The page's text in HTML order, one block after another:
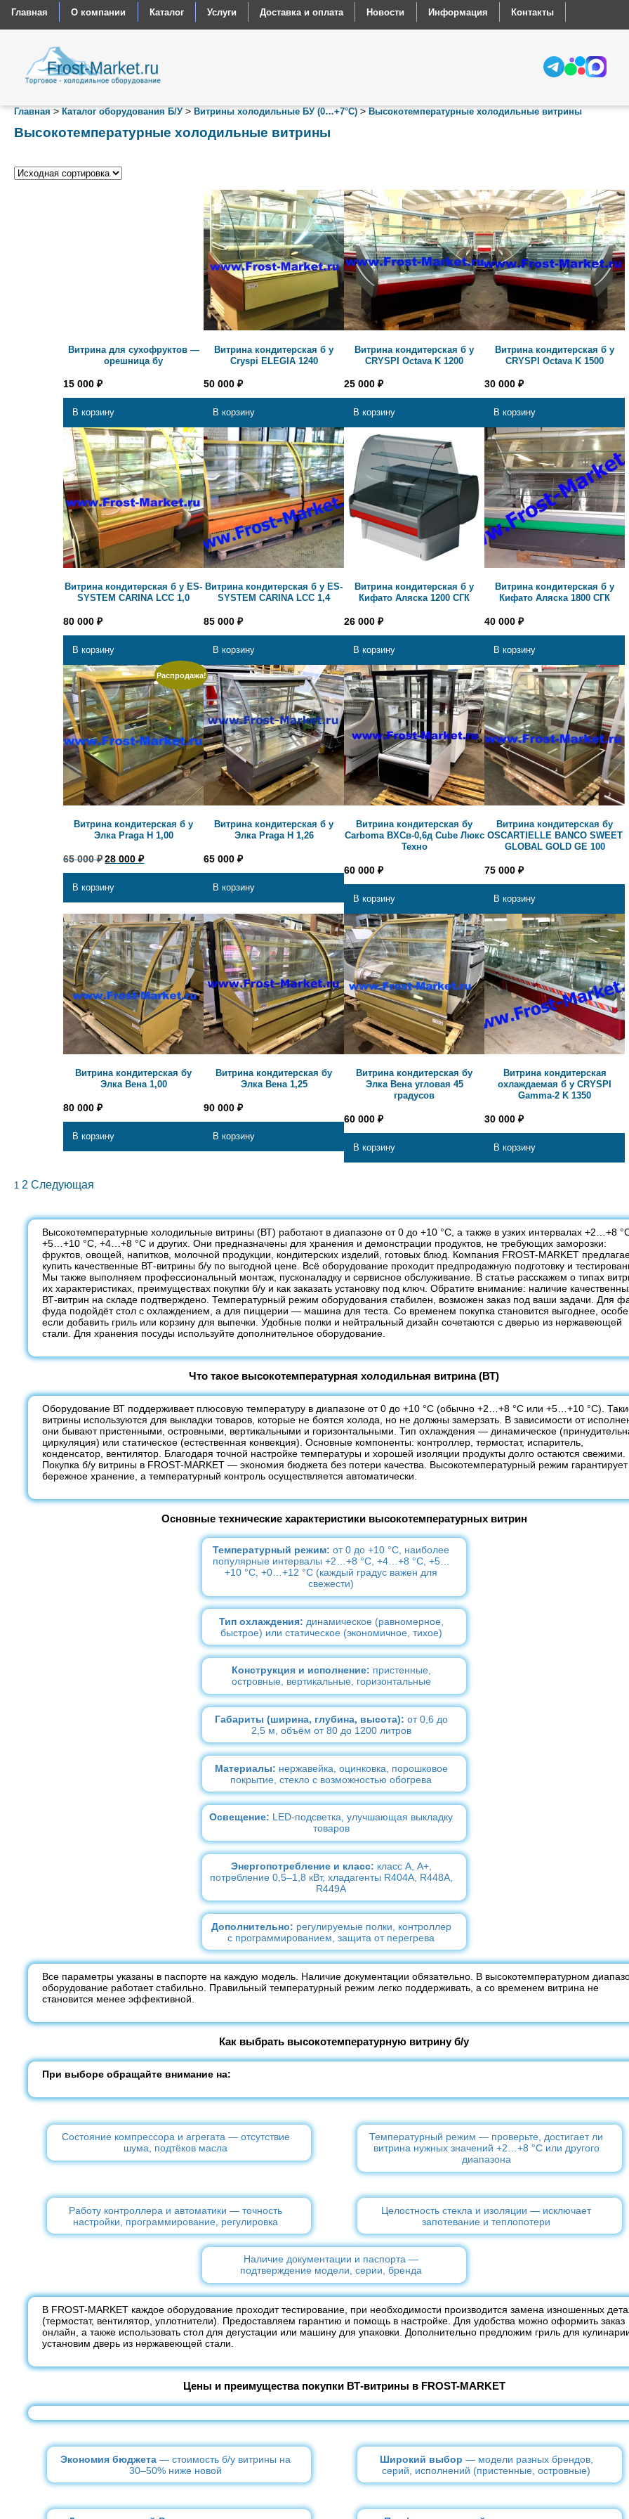
Главная О компании Каталог Услуги Доставка и оплата Новости Информация Контакты
Главная>Каталог оборудования Б/У>Витрины холодильные БУ (0…+7°С)>Высокотемпературные холодильные витрины
Высокотемпературные холодильные витрины
Витрина для сухофруктов —
орешница бу
15 000₽
В корзину
Витрина кондитерская б у
Cryspi ELEGIA 1240
50 000₽
В корзину
Витрина кондитерская б у
CRYSPI Octava K 1200
25 000₽
В корзину
Витрина кондитерская б у
CRYSPI Octava K 1500
30 000₽
В корзину
Витрина кондитерская б у ES-
SYSTEM CARINA LCC 1,0
80 000₽
В корзину
Витрина кондитерская б у ES-
SYSTEM CARINA LCC 1,4
85 000₽
В корзину
Витрина кондитерская б у
Кифато Аляска 1200 СГК
26 000₽
В корзину
Витрина кондитерская б у
Кифато Аляска 1800 СГК
40 000₽
В корзину
Распродажа!
Витрина кондитерская б у
Элка Praga H 1,00
65 000₽Первоначальная
65
000 ₽.
28 000₽Текущая
В корзину
Витрина кондитерская б у
Элка Praga H 1,26
65 000₽
В корзину
Витрина кондитерская бу
Carboma ВХСв-0,6д Cube Люкс
Техно
60 000₽
В корзину
Витрина кондитерская бу
OSCARTIELLE BANCO SWEET
GLOBAL GOLD GE 100
75 000₽
В корзину
Витрина кондитерская бу
Элка Вена 1,00
80 000₽
В корзину
Витрина кондитерская бу
Элка Вена 1,25
90 000₽
В корзину
Витрина кондитерская бу
Элка Вена угловая 45
градусов
60 000₽
В корзину
Витрина кондитерская
охлаждаемая б у CRYSPI
Gamma-2 K 1350
30 000₽
В корзину
1 2 Следующая
Высокотемпературные холодильные витрины (ВТ) работают в диапазоне от 0 до +10 °C, а также в узких интервалах +2…+8
+5…+10 °C, +4…+8 °C и других. Они предназначены для хранения и демонстрации продуктов, не требующих заморозки:
фруктов, овощей, напитков, молочной продукции, кондитерских изделий, готовых блюд. Компания FROST-MARKET
купить качественные ВТ-витрины б/у по выгодной цене. Всё оборудование проходит предпродажную подготовку и
Мы также выполняем профессиональный монтаж, пусконаладку и сервисное обслуживание. В статье расскажем о типах
их характеристиках, преимуществах покупки б/у и как заказать установку под ключ. Обратите внимание: наличие
ВТ-витрин на складе подтверждено. Температурный режим оборудования стабилен, возможен заказ под ваши задачи. Для
фуда подойдёт стол с охлаждением, а для пиццерии — машина для теста. Со временем покупка становится выгоднее,
если добавить гриль или корзину для выпечки. Удобные полки и нейтральный дизайн сочетаются с дверью из нержавеющей
стали. Для хранения посуды используйте дополнительное оборудование.
Что такое высокотемпературная холодильная витрина (ВТ)
Оборудование ВТ поддерживает плюсовую температуру в диапазоне от 0 до +10 °C (обычно +2…+8 °C или +5…+10 °C).
витрины используются для выкладки товаров, которые не боятся холода, но не должны замерзать. В зависимости от
они бывают пристенными, островными, вертикальными и горизонтальными. Тип охлаждения — динамическое
циркуляция) или статическое (естественная конвекция). Основные компоненты: контроллер, термостат, испаритель,
конденсатор, вентилятор. Благодаря точной настройке температуры и хорошей изоляции продукты долго остаются свежими.
Покупка б/у витрины в FROST-MARKET — экономия бюджета без потери качества. Высокотемпературный режим гарантирует
бережное хранение, а температурный контроль осуществляется автоматически.
Основные технические характеристики высокотемпературных витрин
Температурный режим: от 0 до +10 °C, наиболее
популярные интервалы +2…+8 °C, +4…+8 °C, +5…
+10 °C, +0…+12 °C (каждый градус важен для
свежести)
Тип охлаждения: динамическое (равномерное,
быстрое) или статическое (экономичное, тихое)
Конструкция и исполнение: пристенные,
островные, вертикальные, горизонтальные
Габариты (ширина, глубина, высота): от 0,6 до
2,5 м, объём от 80 до 1200 литров
Материалы: нержавейка, оцинковка, порошковое
покрытие, стекло с возможностью обогрева
Освещение: LED-подсветка, улучшающая выкладку
товаров
Энергопотребление и класс: класс А, А+,
потребление 0,5–1,8 кВт, хладагенты R404A, R448A,
R449A
Дополнительно: регулируемые полки, контроллер
с программированием, защита от перегрева
Все параметры указаны в паспорте на каждую модель. Наличие документации обязательно. В высокотемпературном
оборудование работает стабильно. Правильный температурный режим легко поддерживать, а со временем витрина не
становится менее эффективной.
Как выбрать высокотемпературную витрину б/у
При выборе обращайте внимание на:
Состояние компрессора и агрегата — отсутствие
шума, подтёков масла
Температурный режим — проверьте, достигает ли
витрина нужных значений +2…+8 °C или другого
диапазона
Работу контроллера и автоматики — точность
настройки, программирование, регулировка
Целостность стекла и изоляции — исключает
запотевание и теплопотери
Наличие документации и паспорта —
подтверждение модели, серии, бренда
В FROST-MARKET каждое оборудование проходит тестирование, при необходимости производится замена изношенных
(термостат, вентилятор, уплотнители). Предоставляем гарантию и помощь в настройке. Для удобства можно оформить заказ
онлайн, а также использовать стол для дегустации или машину для упаковки. Дополнительно предложим гриль для
установим дверь из нержавеющей стали.
Цены и преимущества покупки ВТ-витрины в FROST-MARKET
Экономия бюджета — стоимость б/у витрины на
30–50% ниже новой
Широкий выбор — модели разных брендов,
серий, исполнений (пристенные, островные)